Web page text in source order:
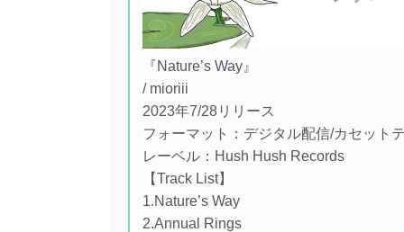
『Nature’s Way』
/ mioriii
2023年7/28リリース
フォーマット：デジタル配信/カセット
レーベル：Hush Hush Records
【Track List】
1.Nature’s Way
2.Annual Rings